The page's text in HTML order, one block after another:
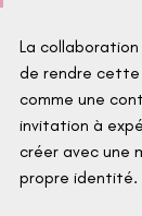
La
de rendre
comme une
invitation à
créer avec une
propre identité.